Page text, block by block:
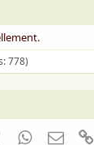
778)
TumblrWhatsApp
Email